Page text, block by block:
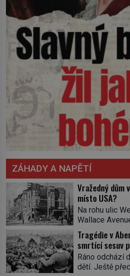
ZÁHADY A NAPĚTÍ
Vražedný dům
místo USA?
Na rohu ulic
Wallace
nenápadná
nápis ani
místní
sklepa. Právě
vrah H. H.
Tragédie v
smrtící sesuv
Ráno odchází
dětí. Ještě